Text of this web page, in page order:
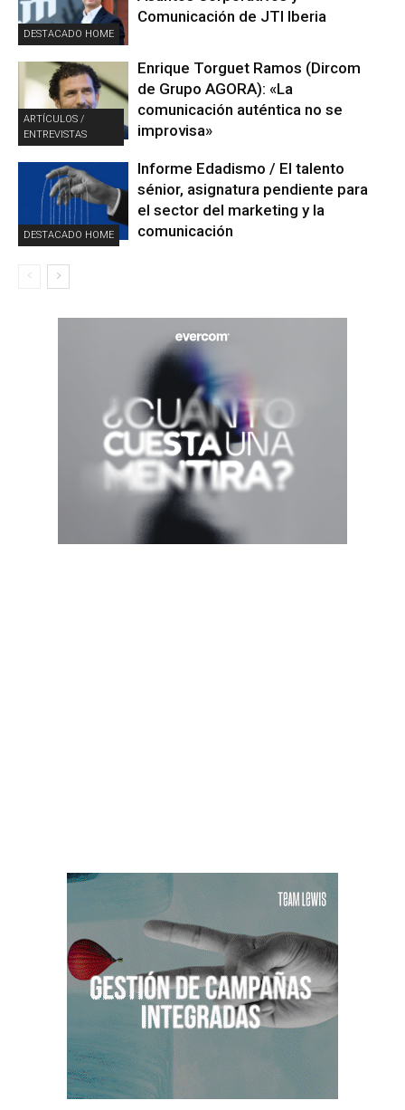
DESTACADO HOME
Comunicación de JTI Iberia
ARTÍCULOS /
ENTREVISTAS
Enrique Torguet Ramos (Dircom
de Grupo AGORA): «La
comunicación auténtica no se
improvisa»
DESTACADO HOME
Informe Edadismo / El talento
sénior, asignatura pendiente para
el sector del marketing y la
comunicación